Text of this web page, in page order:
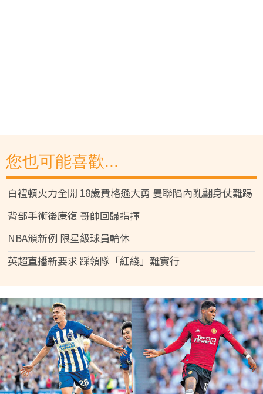
您也可能喜歡...
白禮頓火力全開 18歲費格遜大勇 曼聯陷內亂翻身仗難踢
背部手術後康復 哥帥回歸指揮
NBA頒新例 限星級球員輪休
英超直播新要求 踩領隊「紅綫」難實行